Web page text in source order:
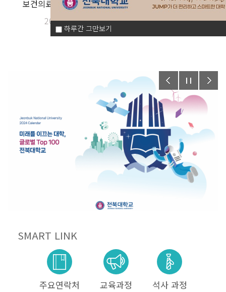
보건의료 공공기관 견학 프로그램 운영
2026.07.14.
2026년 대학원생 발전기금 기탁
2026.06.10.
SMART LINK
주요연락처 교육과정 석사 과정
하루간 그만보기